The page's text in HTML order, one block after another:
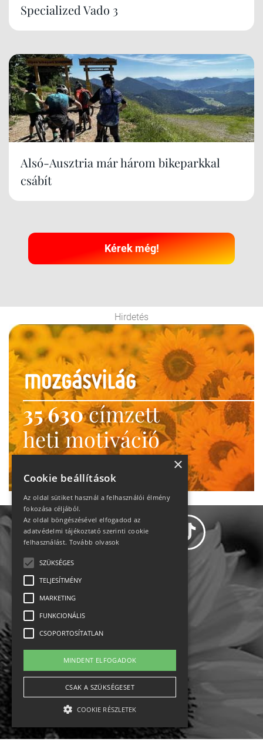
Specialized Vado 3
Alsó-Ausztria már három bikeparkkal
csábít
Kérek még!
Hirdetés
35 630címzett
heti motiváció
Ne maradj le!
Impresszum-kapcsolat
Jogi nyilatkozat
Rólunk
English
×
Cookie beállítások
Az oldal sütiket használ a felhasználói élmény
fokozása céljából.
Az oldal böngészésével elfogadod az
adatvédelmi tájékoztató szerinti cookie
felhasználást. Tovább olvasok
SZÜKSÉGES
TELJESÍTMÉNY
MARKETING
FUNKCIONÁLIS
CSOPORTOSÍTATLAN
MINDENT ELFOGADOK
CSAK A SZÜKSÉGESET
COOKIE RÉSZLETEK